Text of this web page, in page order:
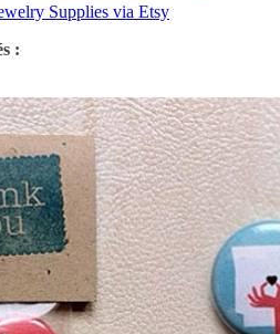
Supplies via Etsy
: